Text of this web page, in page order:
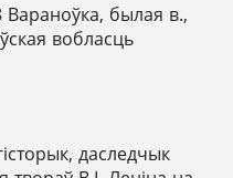
Вараноўка, былая в.,
вобласць
даследчык